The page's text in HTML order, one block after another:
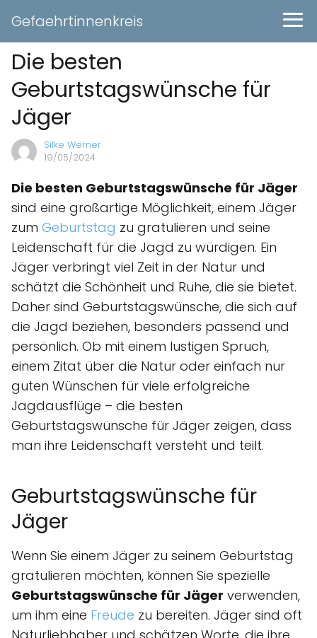
Gefaehrtinnenkreis
Die besten
Geburtstagswünsche für
Jäger
Silke Werner
19/05/2024
Die besten Geburtstagswünsche für Jäger
sind eine großartige Möglichkeit, einem Jäger
zum Geburtstag zu gratulieren und seine
Leidenschaft für die Jagd zu würdigen. Ein
Jäger verbringt viel Zeit in der Natur und
schätzt die Schönheit und Ruhe, die sie bietet.
Daher sind Geburtstagswünsche, die sich auf
die Jagd beziehen, besonders passend und
persönlich. Ob mit einem lustigen Spruch,
einem Zitat über die Natur oder einfach nur
guten Wünschen für viele erfolgreiche
Jagdausflüge – die besten
Geburtstagswünsche für Jäger zeigen, dass
man ihre Leidenschaft versteht und teilt.
Geburtstagswünsche für
Jäger
Wenn Sie einem Jäger zu seinem Geburtstag
gratulieren möchten, können Sie spezielle
Geburtstagswünsche für Jäger verwenden,
um ihm eine Freude zu bereiten. Jäger sind oft